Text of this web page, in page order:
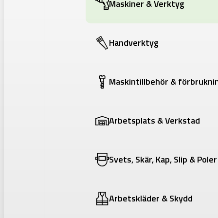
Maskiner & Verktyg
Handverktyg
Maskintillbehör &
Arbetsplats & Verkstad
Svets, Skär, Kap, Slip & Poler
Arbetskläder & Skydd